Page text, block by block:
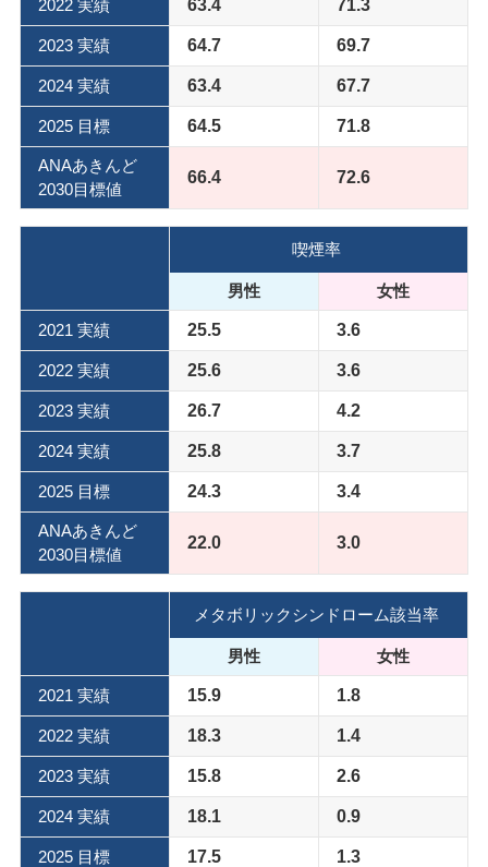
2022 実績 63.4 71.3
2023 実績 64.7 69.7
2024 実績 63.4 67.7
2025 目標 64.5 71.8
ANAあきんど
2030目標値
66.4 72.6
喫煙率
男性 女性
2021 実績 25.5 3.6
2022 実績 25.6 3.6
2023 実績 26.7 4.2
2024 実績 25.8 3.7
2025 目標 24.3 3.4
ANAあきんど
2030目標値
22.0 3.0
メタボリックシンドローム該当率
男性 女性
2021 実績 15.9 1.8
2022 実績 18.3 1.4
2023 実績 15.8 2.6
2024 実績 18.1 0.9
2025 目標 17.5 1.3